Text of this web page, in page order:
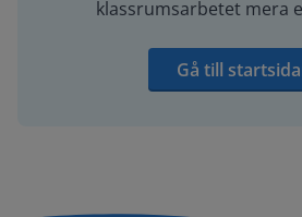
klassrumsarbetet mera
Gå till